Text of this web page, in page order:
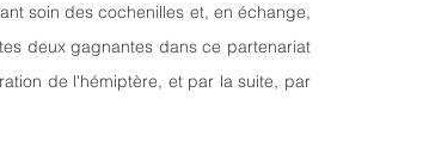
soin des cochenilles et, en échange,
deux gagnantes dans ce partenariat
de l'hémiptère, et par la suite, par